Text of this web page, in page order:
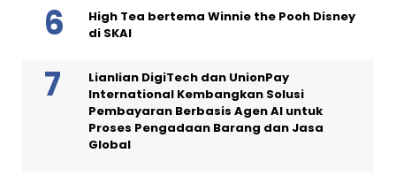
High Tea bertema Winnie the Pooh Disney
di SKAI
Lianlian DigiTech dan UnionPay
International Kembangkan Solusi
Pembayaran Berbasis Agen AI untuk
Proses Pengadaan Barang dan Jasa
Global